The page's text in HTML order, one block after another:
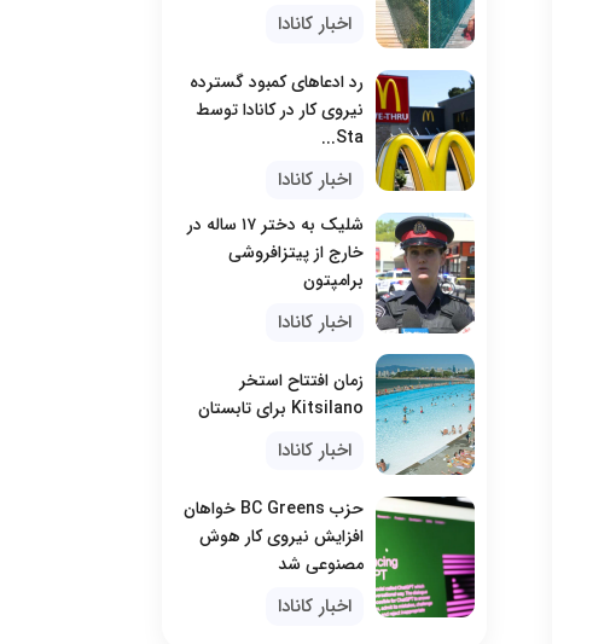
اخبار کانادا
رد ادعاهای کمبود گسترده
نیروی کار در کانادا توسط
Sta...
اخبار کانادا
شلیک به دختر ۱۷ ساله در
خارج از پیتزافروشی
برامپتون
اخبار کانادا
زمان افتتاح استخر
Kitsilano برای تابستان
اخبار کانادا
حزب BC Greens خواهان
افزایش نیروی کار هوش
مصنوعی شد
اخبار کانادا